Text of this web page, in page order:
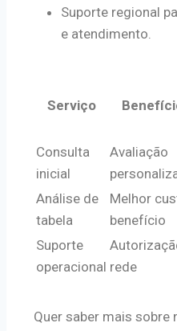
Suporte regional
e atendimento.
Serviço
Consulta
inicial
Avaliação
Análise de
tabela
Melhor
benefício
Suporte
operacional rede
Quer saber mais